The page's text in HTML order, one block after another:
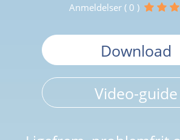
Anmeldelser ( 0 )
Download
Video-guide